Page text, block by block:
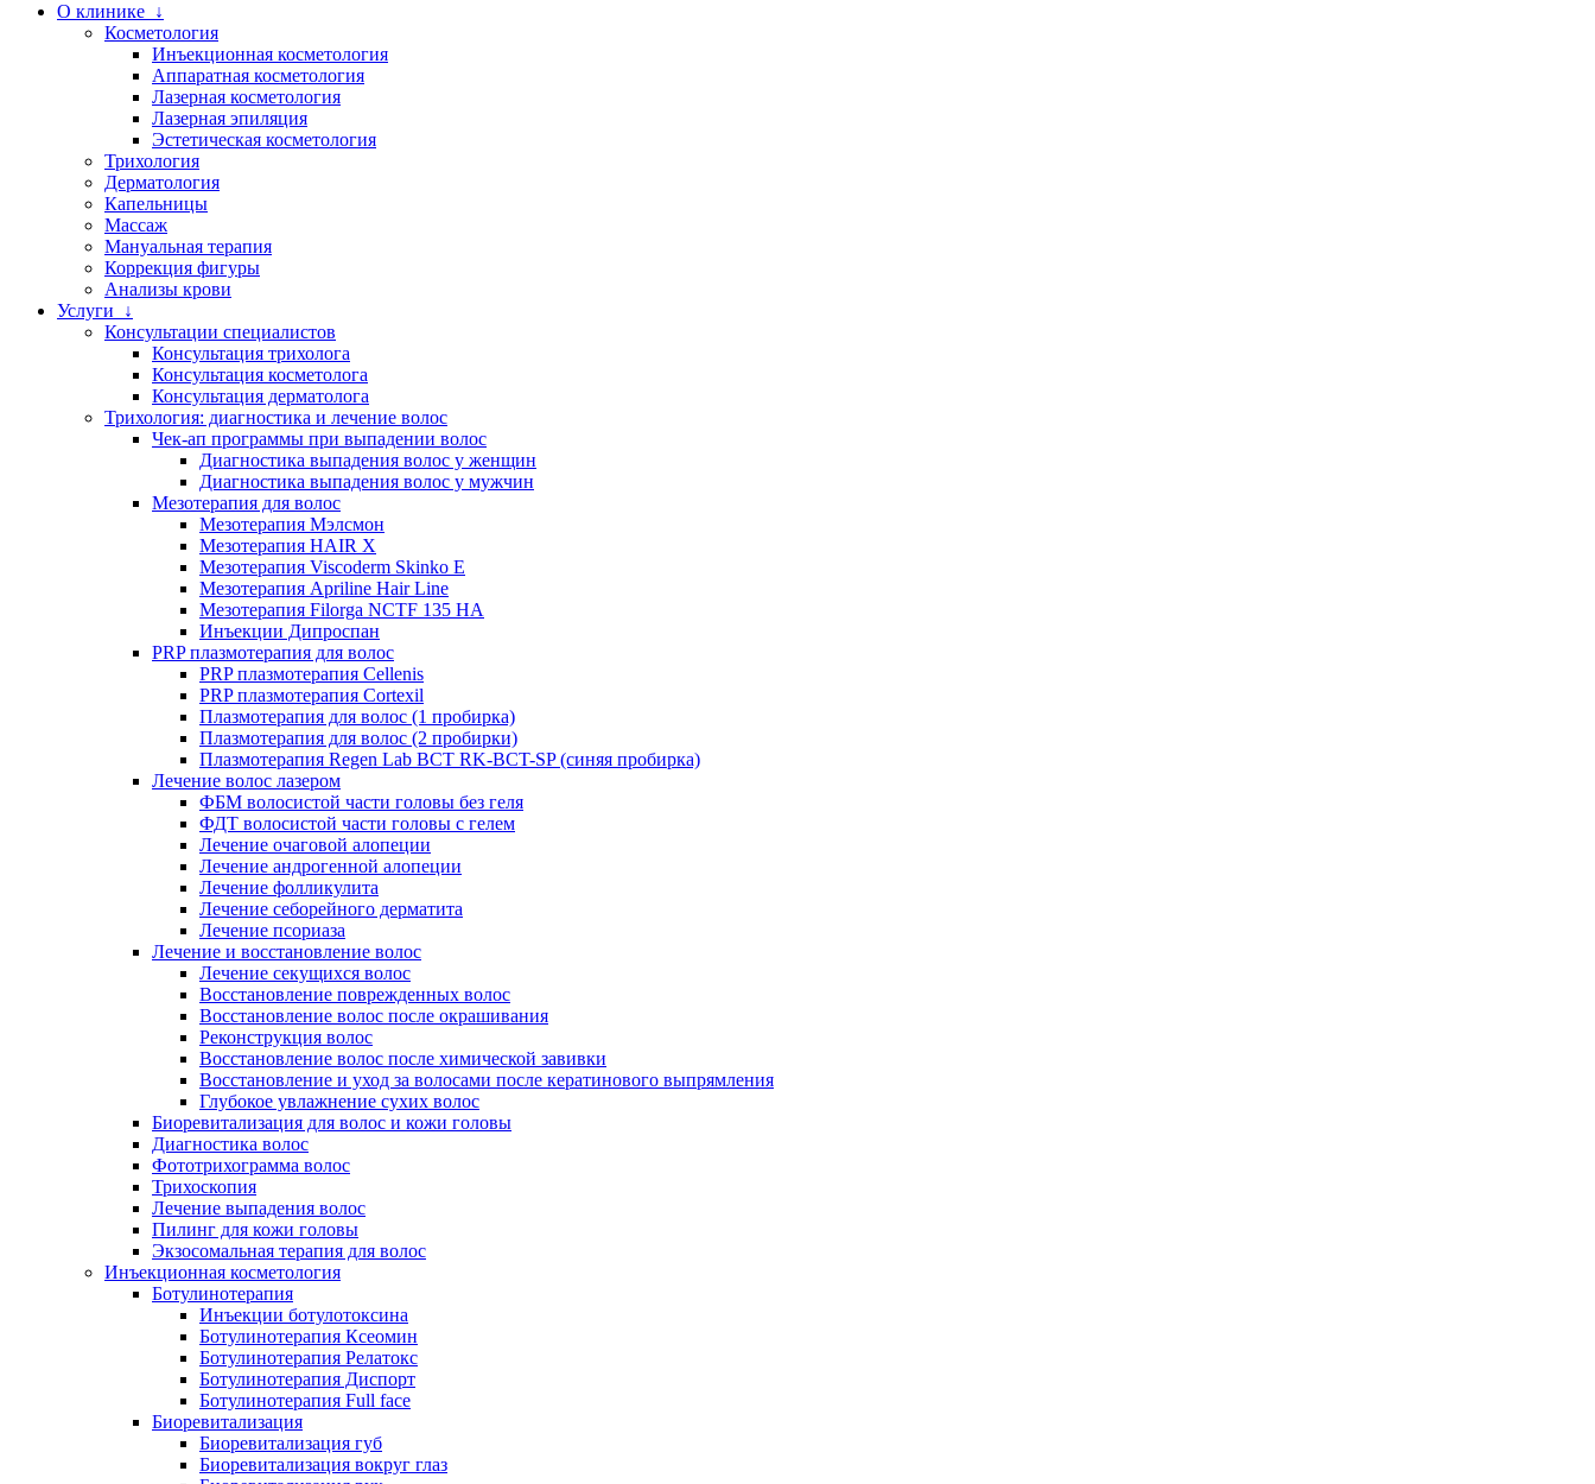
О клинике ↓
Косметология
Инъекционная косметология
Аппаратная косметология
Лазерная косметология
Лазерная эпиляция
Эстетическая косметология
Трихология
Дерматология
Капельницы
Массаж
Мануальная терапия
Коррекция фигуры
Анализы крови
Услуги ↓
Консультации специалистов
Консультация трихолога
Консультация косметолога
Консультация дерматолога
Трихология: диагностика и лечение волос
Чек-ап программы при выпадении волос
Диагностика выпадения волос у женщин
Диагностика выпадения волос у мужчин
Мезотерапия для волос
Мезотерапия Мэлсмон
Мезотерапия HAIR X
Мезотерапия Viscoderm Skinko E
Мезотерапия Apriline Hair Line
Мезотерапия Filorga NCTF 135 HA
Инъекции Дипроспан
PRP плазмотерапия для волос
PRP плазмотерапия Cellenis
PRP плазмотерапия Cortexil
Плазмотерапия для волос (1 пробирка)
Плазмотерапия для волос (2 пробирки)
Плазмотерапия Regen Lab BCT RK-BCT-SP (синяя пробирка)
Лечение волос лазером
ФБМ волосистой части головы без геля
ФДТ волосистой части головы с гелем
Лечение очаговой алопеции
Лечение андрогенной алопеции
Лечение фолликулита
Лечение себорейного дерматита
Лечение псориаза
Лечение и восстановление волос
Лечение секущихся волос
Восстановление поврежденных волос
Восстановление волос после окрашивания
Реконструкция волос
Восстановление волос после химической завивки
Восстановление и уход за волосами после кератинового выпрямления
Глубокое увлажнение сухих волос
Биоревитализация для волос и кожи головы
Диагностика волос
Фототрихограмма волос
Трихоскопия
Лечение выпадения волос
Пилинг для кожи головы
Экзосомальная терапия для волос
Инъекционная косметология
Ботулинотерапия
Инъекции ботулотоксина
Ботулинотерапия Ксеомин
Ботулинотерапия Релатокс
Ботулинотерапия Диспорт
Ботулинотерапия Full face
Биоревитализация
Биоревитализация губ
Биоревитализация вокруг глаз